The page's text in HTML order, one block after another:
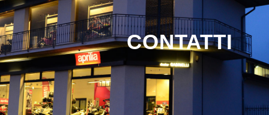
CONTATTI